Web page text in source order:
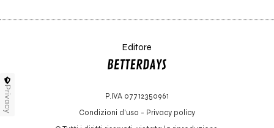
Editore
P.IVA 07712350961
Condizioni d'uso - Privacy policy
Privacy